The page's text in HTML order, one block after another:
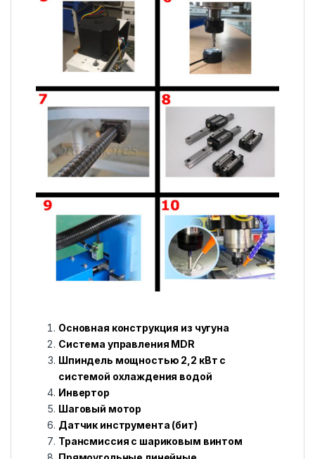
Основная конструкция из чугуна
Система управления MDR
Шпиндель мощностью 2,2 кВт с
системой охлаждения водой
Инвертор
Шаговый мотор
Датчик инструмента (бит)
Трансмиссия с шариковым винтом